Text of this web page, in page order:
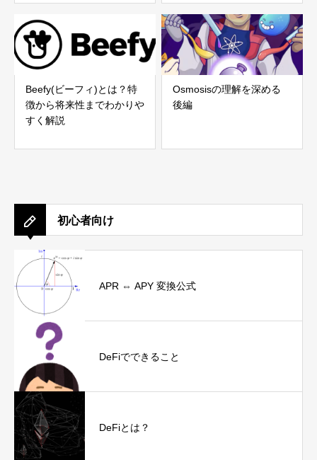
Beefy(ビーフィ)とは？特
徴から将来性までわかりや
すく解説
Osmosisの理解を深める
後編
初心者向け
APR ⇔ APY 変換公式
DeFiでできること
DeFiとは？